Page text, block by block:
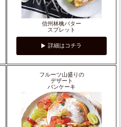
信州林檎バター
スプレット
詳細はコチラ
フルーツ山盛りの
デザート
パンケーキ